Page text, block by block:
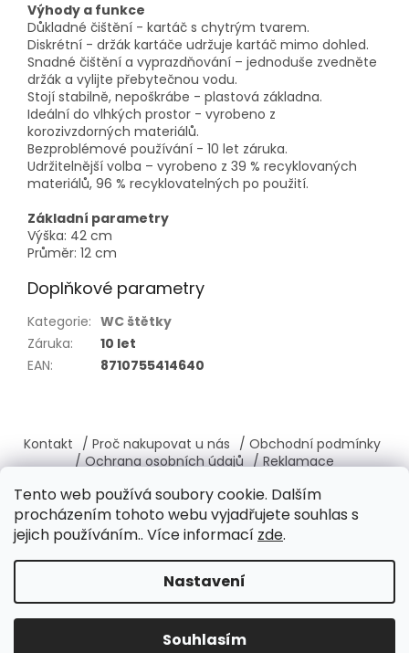
Tento web používá soubory cookie. Dalším
procházením tohoto webu vyjadřujete souhlas s
jejich používáním.. Více informací zde.
Nastavení
Souhlasím
Výhody a funkce
Důkladné čištění - kartáč s chytrým tvarem.
Diskrétní - držák kartáče udržuje kartáč mimo dohled.
Snadné čištění a vyprazdňování – jednoduše zvedněte
držák a vylijte přebytečnou vodu.
Stojí stabilně, nepoškrábe - plastová základna.
Ideální do vlhkých prostor - vyrobeno z
korozivzdorných materiálů.
Bezproblémové používání - 10 let záruka.
Udržitelnější volba – vyrobeno z 39 % recyklovaných
materiálů, 96 % recyklovatelných po použití.
Základní parametry
Výška: 42 cm
Průměr: 12 cm
Doplňkové parametry
Kategorie: WC štětky
Záruka:
10 let
EAN: 8710755414640
p
a
Kontakt / Proč nakupovat u nás / Obchodní podmínky
/ Ochrana osobních údajů / Reklamace
Vytvořil Shoptet
Copyright 2026Brabantia-shop.cz. Všechna práva
vyhrazena.